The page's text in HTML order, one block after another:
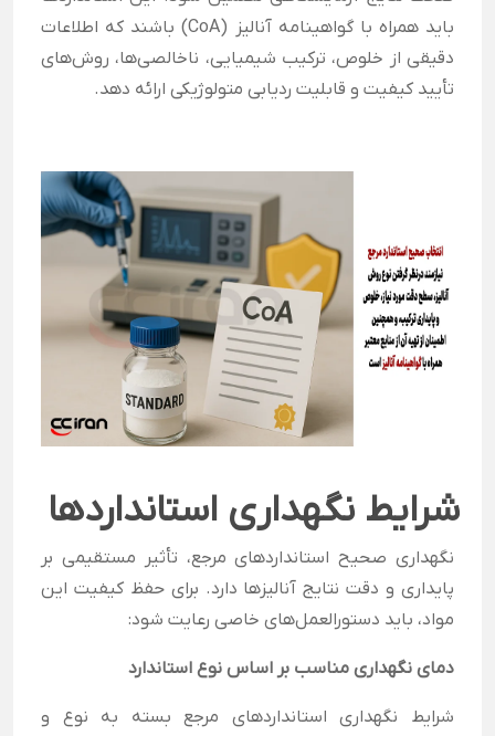
باید همراه با گواهینامه آنالیز (CoA) باشند که اطلاعات
دقیقی از خلوص، ترکیب شیمیایی، ناخالصی‌ها، روش‌های
تأیید کیفیت و قابلیت ردیابی متولوژیکی ارائه دهد.
شرایط نگهداری استانداردها
نگهداری صحیح استانداردهای مرجع، تأثیر مستقیمی بر
پایداری و دقت نتایج آنالیزها دارد. برای حفظ کیفیت این
مواد، باید دستورالعمل‌های خاصی رعایت شود:
دمای نگهداری مناسب بر اساس نوع استاندارد
شرایط نگهداری استانداردهای مرجع بسته به نوع و